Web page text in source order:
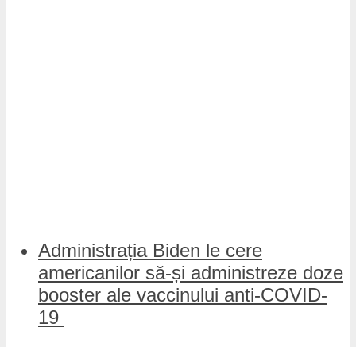
Administrația Biden le cere
americanilor să-și administreze doze
booster ale vaccinului anti-COVID-
19